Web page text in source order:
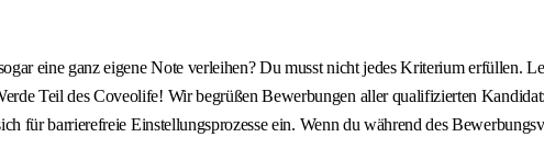
eine ganz eigene Note verleihen? Du musst nicht jedes Kriterium erfüllen.
Teil des Coveolife! Wir begrüßen Bewerbungen aller qualifizierten
für barrierefreie Einstellungsprozesse ein. Wenn du während des